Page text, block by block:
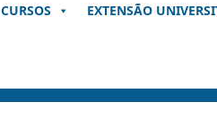
CURSOS EXTENSÃO